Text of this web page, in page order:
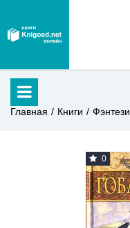
Главная Книги Фэнтези
0